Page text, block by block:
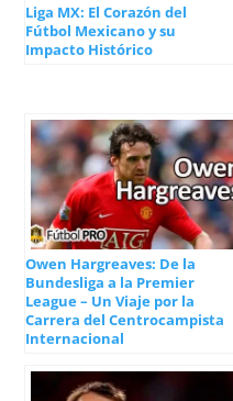
Liga MX: El Corazón del
Fútbol Mexicano y su
Impacto Histórico
Owen Hargreaves: De la
Bundesliga a la Premier
League – Un Viaje por la
Carrera del Centrocampista
Internacional